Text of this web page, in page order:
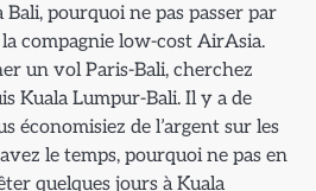
Bali, pourquoi ne pas passer par
compagnie low-cost AirAsia.
un vol Paris-Bali, cherchez
Kuala Lumpur-Bali. Il y a de
économisiez de l’argent sur les
le temps, pourquoi ne pas en
quelques jours à Kuala